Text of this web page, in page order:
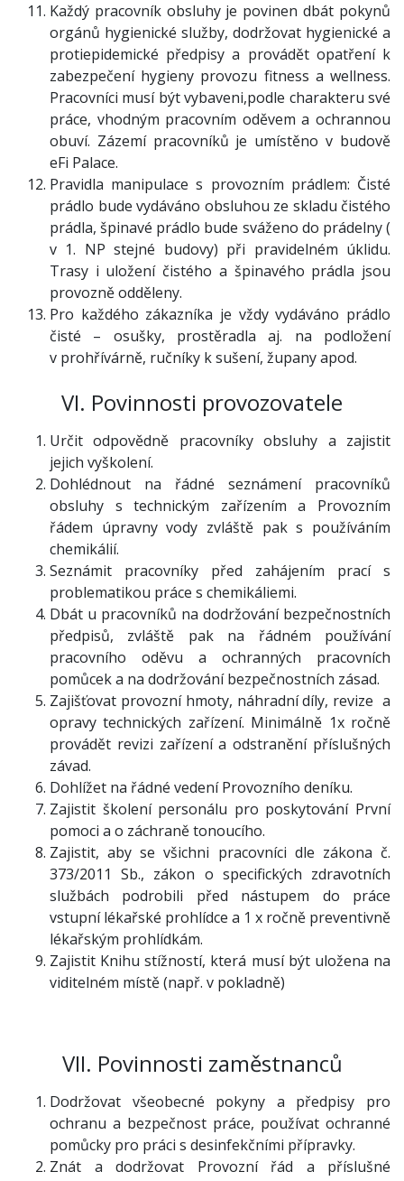
Každý pracovník obsluhy je povinen dbát pokynů
orgánů hygienické služby, dodržovat hygienické a
protiepidemické předpisy a provádět opatření k
zabezpečení hygieny provozu fitness a wellness.
Pracovníci musí být vybaveni,podle charakteru své
práce, vhodným pracovním oděvem a ochrannou
obuví. Zázemí pracovníků je umístěno v budově
eFi Palace.
Pravidla manipulace s provozním prádlem: Čisté
prádlo bude vydáváno obsluhou ze skladu čistého
prádla, špinavé prádlo bude sváženo do prádelny (
v 1. NP stejné budovy) při pravidelném úklidu.
Trasy i uložení čistého a špinavého prádla jsou
provozně odděleny.
Pro každého zákazníka je vždy vydáváno prádlo
čisté – osušky, prostěradla aj. na podložení
v prohřívárně, ručníky k sušení, župany apod.
VI. Povinnosti provozovatele
Určit odpovědně pracovníky obsluhy a zajistit
jejich vyškolení.
Dohlédnout na řádné seznámení pracovníků
obsluhy s technickým zařízením a Provozním
řádem úpravny vody zvláště pak s používáním
chemikálií.
Seznámit pracovníky před zahájením prací s
problematikou práce s chemikáliemi.
Dbát u pracovníků na dodržování bezpečnostních
předpisů, zvláště pak na řádném používání
pracovního oděvu a ochranných pracovních
pomůcek a na dodržování bezpečnostních zásad.
Zajišťovat provozní hmoty, náhradní díly, revize a
opravy technických zařízení. Minimálně 1x ročně
provádět revizi zařízení a odstranění příslušných
závad.
Dohlížet na řádné vedení Provozního deníku.
Zajistit školení personálu pro poskytování První
pomoci a o záchraně tonoucího.
Zajistit, aby se všichni pracovníci dle zákona č.
373/2011 Sb., zákon o specifických zdravotních
službách podrobili před nástupem do práce
vstupní lékařské prohlídce a 1 x ročně preventivně
lékařským prohlídkám.
Zajistit Knihu stížností, která musí být uložena na
viditelném místě (např. v pokladně)
VII. Povinnosti zaměstnanců
Dodržovat všeobecné pokyny a předpisy pro
ochranu a bezpečnost práce, používat ochranné
pomůcky pro práci s desinfekčními přípravky.
Znát a dodržovat Provozní řád a příslušné